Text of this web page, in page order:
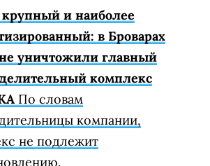
и наиболее
в Броварах
уничтожили главный
комплекс
По словам
компании,
не подлежит